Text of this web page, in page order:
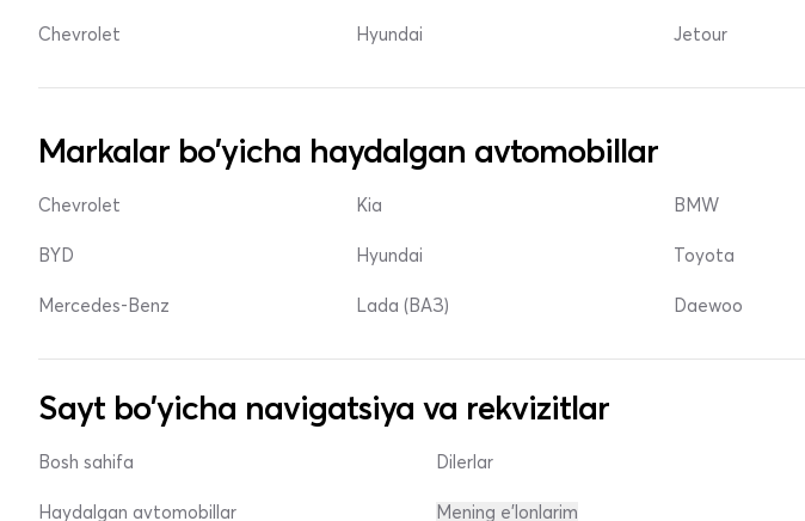
Chevrolet Hyundai Jetour
Markalar bo'yicha haydalgan avtomobillar
Chevrolet
BYD
Mercedes-Benz
Kia
Hyundai
Lada (ВАЗ)
BMW
Toyota
Daewoo
Sayt bo'yicha navigatsiya va rekvizitlar
Bosh sahifa
Haydalgan avtomobillar
Dilerlar
Mening e'lonlarim